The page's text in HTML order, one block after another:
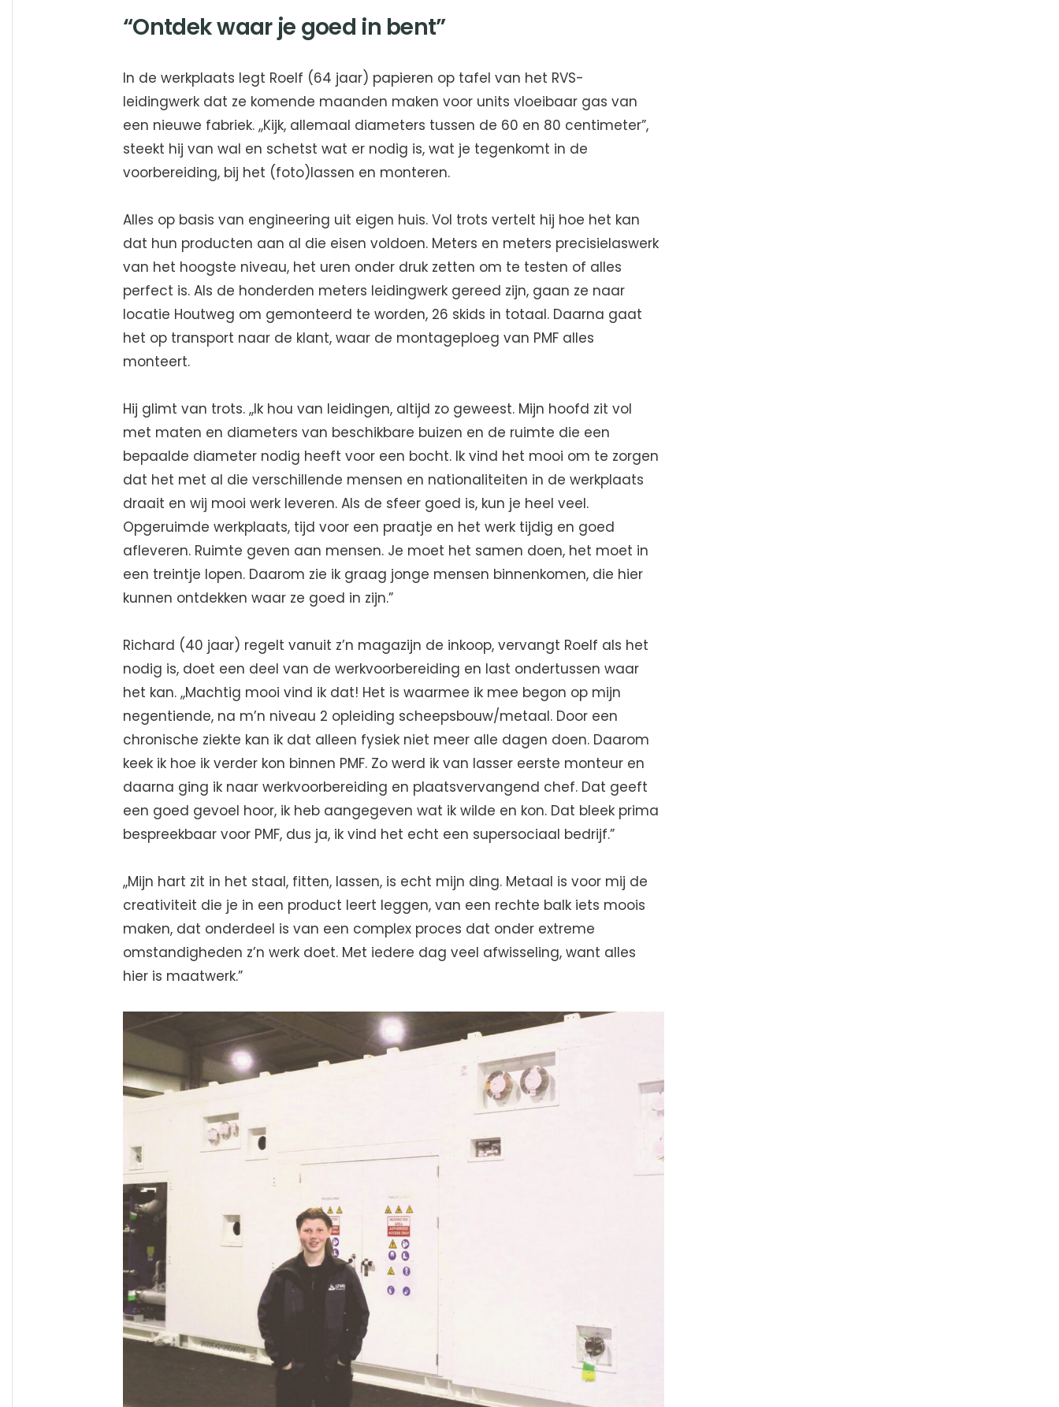
“Ontdek waar je goed in bent”
In de werkplaats legt Roelf (64 jaar) papieren op tafel van het RVS-
leidingwerk dat ze komende maanden maken voor units vloeibaar gas van
een nieuwe fabriek. ,,Kijk, allemaal diameters tussen de 60 en 80 centimeter”,
steekt hij van wal en schetst wat er nodig is, wat je tegenkomt in de
voorbereiding, bij het (foto)lassen en monteren.
Alles op basis van engineering uit eigen huis. Vol trots vertelt hij hoe het kan
dat hun producten aan al die eisen voldoen. Meters en meters precisielaswerk
van het hoogste niveau, het uren onder druk zetten om te testen of alles
perfect is. Als de honderden meters leidingwerk gereed zijn, gaan ze naar
locatie Houtweg om gemonteerd te worden, 26 skids in totaal. Daarna gaat
het op transport naar de klant, waar de montageploeg van PMF alles
monteert.
Hij glimt van trots. ,,Ik hou van leidingen, altijd zo geweest. Mijn hoofd zit vol
met maten en diameters van beschikbare buizen en de ruimte die een
bepaalde diameter nodig heeft voor een bocht. Ik vind het mooi om te zorgen
dat het met al die verschillende mensen en nationaliteiten in de werkplaats
draait en wij mooi werk leveren. Als de sfeer goed is, kun je heel veel.
Opgeruimde werkplaats, tijd voor een praatje en het werk tijdig en goed
afleveren. Ruimte geven aan mensen. Je moet het samen doen, het moet in
een treintje lopen. Daarom zie ik graag jonge mensen binnenkomen, die hier
kunnen ontdekken waar ze goed in zijn.”
Richard (40 jaar) regelt vanuit z’n magazijn de inkoop, vervangt Roelf als het
nodig is, doet een deel van de werkvoorbereiding en last ondertussen waar
het kan. ,,Machtig mooi vind ik dat! Het is waarmee ik mee begon op mijn
negentiende, na m’n niveau 2 opleiding scheepsbouw/metaal. Door een
chronische ziekte kan ik dat alleen fysiek niet meer alle dagen doen. Daarom
keek ik hoe ik verder kon binnen PMF. Zo werd ik van lasser eerste monteur en
daarna ging ik naar werkvoorbereiding en plaatsvervangend chef. Dat geeft
een goed gevoel hoor, ik heb aangegeven wat ik wilde en kon. Dat bleek prima
bespreekbaar voor PMF, dus ja, ik vind het echt een supersociaal bedrijf.”
,,Mijn hart zit in het staal, fitten, lassen, is echt mijn ding. Metaal is voor mij de
creativiteit die je in een product leert leggen, van een rechte balk iets moois
maken, dat onderdeel is van een complex proces dat onder extreme
omstandigheden z’n werk doet. Met iedere dag veel afwisseling, want alles
hier is maatwerk.”